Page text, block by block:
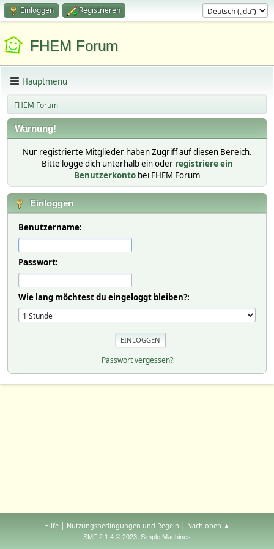
Einloggen Registrieren
FHEM Forum
Hauptmenü
FHEM Forum
Warnung!
Nur registrierte Mitglieder haben Zugriff auf diesen Bereich.
Bitte logge dich unterhalb ein oder registriere ein
Benutzerkonto bei FHEM Forum
Einloggen
Benutzername:
Passwort:
Wie lang möchtest du eingeloggt bleiben?:
Passwort vergessen?
Hilfe | Nutzungsbedingungen und Regeln | Nach oben ▲
SMF 2.1.4 © 2023, Simple Machines